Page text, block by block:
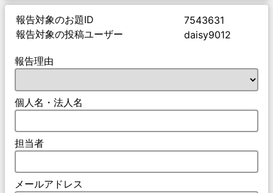
報告対象のお題ID
7543631
報告対象の投稿ユーザー
daisy9012
報告理由
個人名・法人名
担当者
メールアドレス